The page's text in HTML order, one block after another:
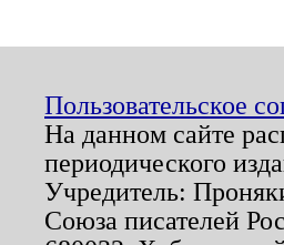
Пользовательское
На данном сайте
периодического
Учредитель:
Союза писателей